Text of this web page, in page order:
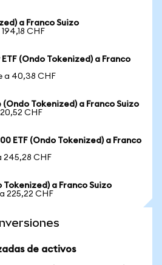
a Franco Suizo
CHF
(Ondo Tokenized) a Franco
a 40,38 CHF
Tokenized) a Franco Suizo
CHF
ETF (Ondo Tokenized) a Franco
245,28 CHF
Tokenized) a Franco Suizo
225,22 CHF
de activos